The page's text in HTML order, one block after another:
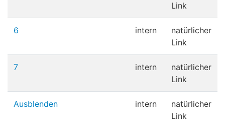
Link
6 intern
natürlicher
Link
7 intern
natürlicher
Link
Ausblenden intern
natürlicher
Link